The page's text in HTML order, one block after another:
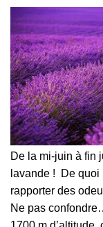
De la mi-juin à fin
lavande ! De quoi
rapporter des
Ne pas